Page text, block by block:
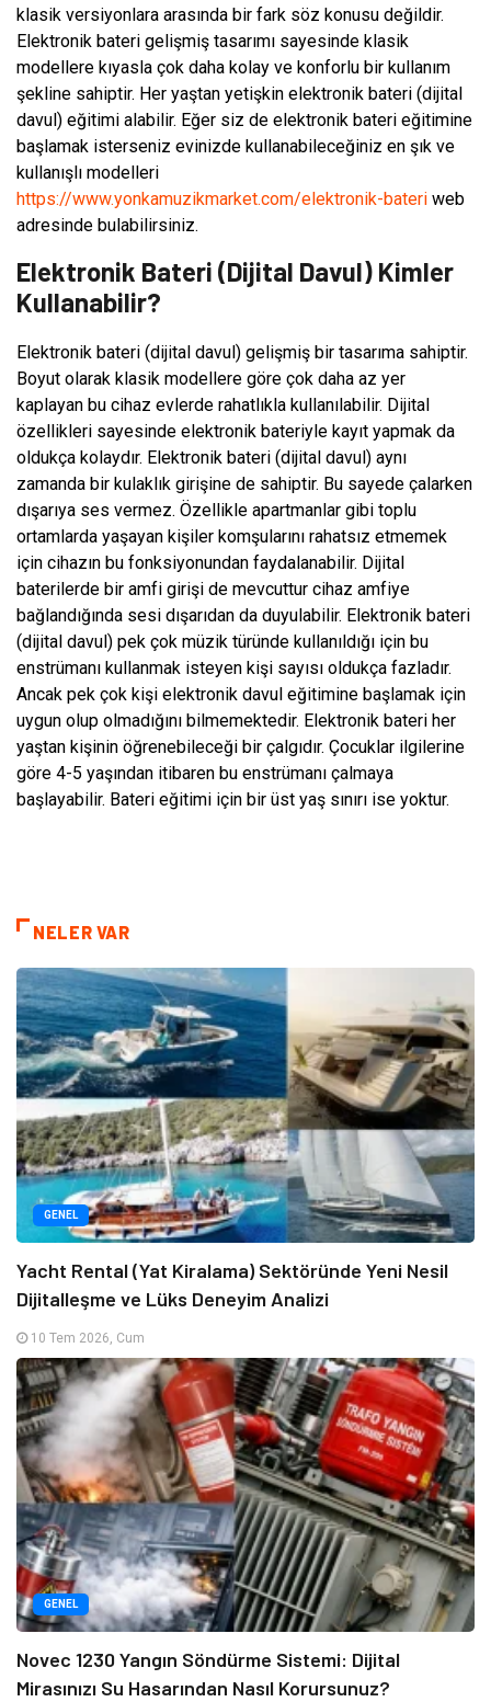
klasik versiyonlara arasında bir fark söz konusu değildir.
Elektronik bateri gelişmiş tasarımı sayesinde klasik
modellere kıyasla çok daha kolay ve konforlu bir kullanım
şekline sahiptir. Her yaştan yetişkin elektronik bateri (dijital
davul) eğitimi alabilir. Eğer siz de elektronik bateri eğitimine
başlamak isterseniz evinizde kullanabileceğiniz en şık ve
kullanışlı modelleri
https://www.yonkamuzikmarket.com/elektronik-bateri web
adresinde bulabilirsiniz.
Elektronik Bateri (Dijital Davul) Kimler
Kullanabilir?
Elektronik bateri (dijital davul) gelişmiş bir tasarıma sahiptir.
Boyut olarak klasik modellere göre çok daha az yer
kaplayan bu cihaz evlerde rahatlıkla kullanılabilir. Dijital
özellikleri sayesinde elektronik bateriyle kayıt yapmak da
oldukça kolaydır. Elektronik bateri (dijital davul) aynı
zamanda bir kulaklık girişine de sahiptir. Bu sayede çalarken
dışarıya ses vermez. Özellikle apartmanlar gibi toplu
ortamlarda yaşayan kişiler komşularını rahatsız etmemek
için cihazın bu fonksiyonundan faydalanabilir. Dijital
baterilerde bir amfi girişi de mevcuttur cihaz amfiye
bağlandığında sesi dışarıdan da duyulabilir. Elektronik bateri
(dijital davul) pek çok müzik türünde kullanıldığı için bu
enstrümanı kullanmak isteyen kişi sayısı oldukça fazladır.
Ancak pek çok kişi elektronik davul eğitimine başlamak için
uygun olup olmadığını bilmemektedir. Elektronik bateri her
yaştan kişinin öğrenebileceği bir çalgıdır. Çocuklar ilgilerine
göre 4-5 yaşından itibaren bu enstrümanı çalmaya
başlayabilir. Bateri eğitimi için bir üst yaş sınırı ise yoktur.
NELER VAR
GENEL
Yacht Rental (Yat Kiralama) Sektöründe Yeni Nesil
Dijitalleşme ve Lüks Deneyim Analizi
10 Tem 2026, Cum
GENEL
Novec 1230 Yangın Söndürme Sistemi: Dijital
Mirasınızı Su Hasarından Nasıl Korursunuz?